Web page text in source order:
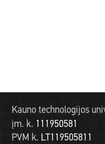
Kauno technologijos
įm. k. 111950581
PVM k. LT119505811